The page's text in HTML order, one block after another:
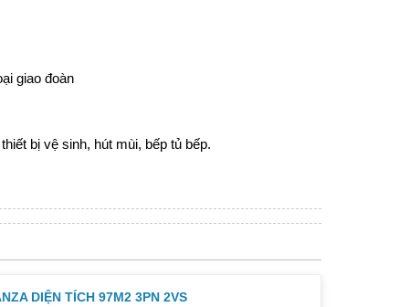
giao đoàn
bị vệ sinh, hút mùi, bếp tủ bếp.
DIỆN TÍCH 97M2 3PN 2VS